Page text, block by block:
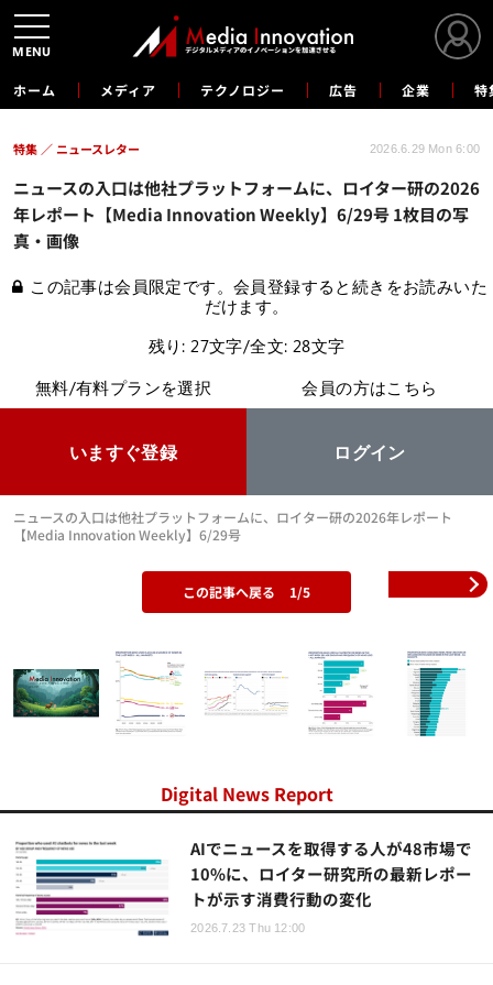
ホーム メディア テクノロジー 広告 企業 特
ニュースの入口は他社プラットフォームに、ロイター研の2026
年レポート【Media Innovation Weekly】6/29号 1枚目の写
真・画像
特集 ニュースレター 2026.6.29 Mon 6:00
この記事は会員限定です。会員登録すると続きをお読みいた
だけます。
残り: 27文字/全文: 28文字
無料/有料プランを選択
いますぐ登録
会員の方はこちら
ログイン
ニュースの入口は他社プラットフォームに、ロイター研の2026年レポート
【Media Innovation Weekly】6/29号
この記事へ戻る 1/5
Digital News Report
AIでニュースを取得する人が48市場で
10%に、ロイター研究所の最新レポー
トが示す消費行動の変化
2026.7.23 Thu 12:00
MENU